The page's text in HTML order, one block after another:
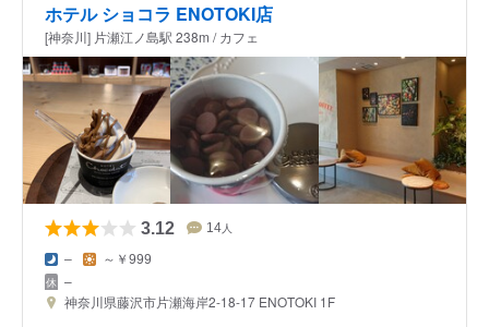
ホテル ショコラ ENOTOKI店
[神奈川] 片瀬江ノ島駅 238m / カフェ
3.12 14 人
– ～￥999
–
神奈川県藤沢市片瀬海岸2-18-17 ENOTOKI 1F